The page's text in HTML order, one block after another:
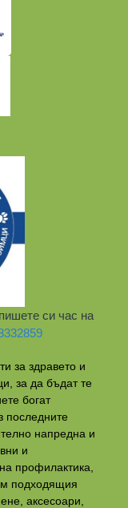
си час на
за здравето и
за да бъдат те
богат
последните
напредна и
и
профилактикa,
подходящия
аксесоари,